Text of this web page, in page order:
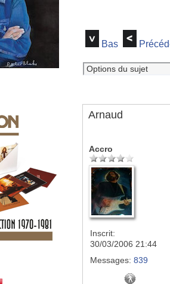
Bas
Arnaud
Accro
Inscrit:
30/03/2006 21:44
Messages: 839